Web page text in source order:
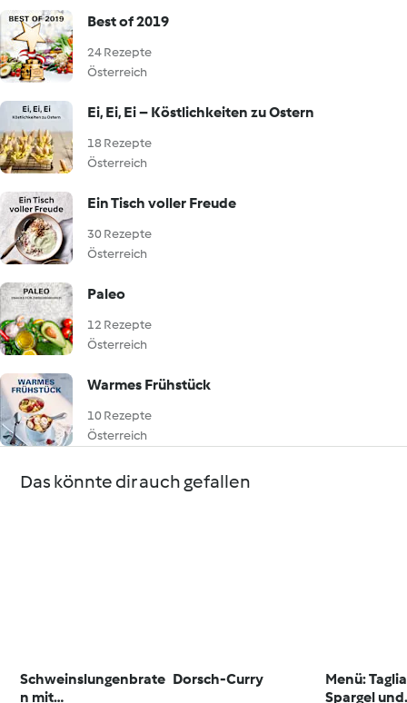
Best of 2019
24 Rezepte
Österreich
Ei, Ei, Ei – Köstlichkeiten zu Ostern
18 Rezepte
Österreich
Ein Tisch voller Freude
30 Rezepte
Österreich
Paleo
12 Rezepte
Österreich
Warmes Frühstück
10 Rezepte
Österreich
Das könnte dir auch gefallen
Schweinslungenbrate
n mit
Dorsch-Curry
Menü:
Spargel und